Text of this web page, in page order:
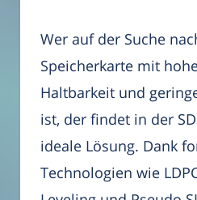
Wer auf der Suche
Speicherkarte mit
Haltbarkeit und
ist, der findet in der
ideale Lösung. Dank
Technologien wie